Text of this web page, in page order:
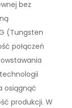
bez
(Tungsten
połączeń
osiągnąć
produkcji. W